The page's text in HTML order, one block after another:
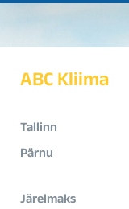
ABC Kliima
Tallinn
Pärnu
Järelmaks